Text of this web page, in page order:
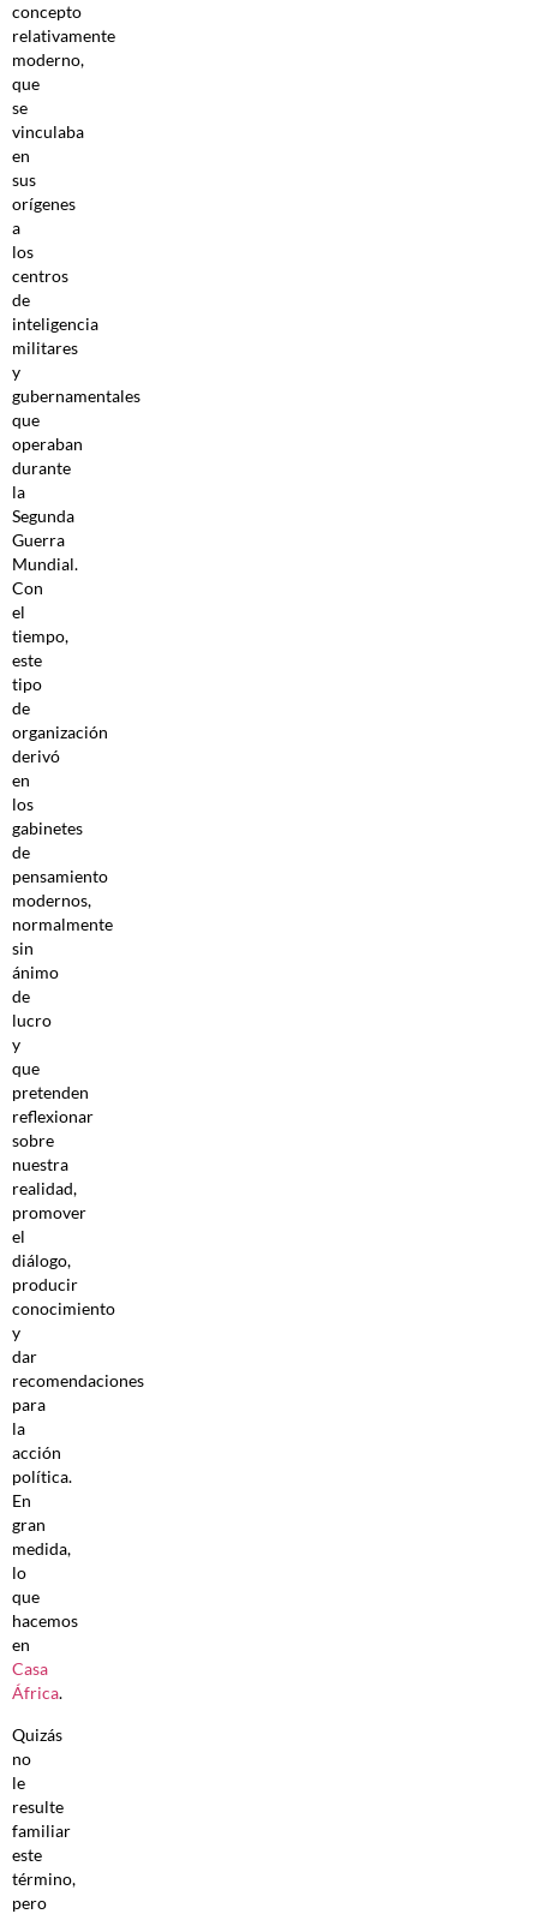
concepto
relativamente
moderno,
que
se
vinculaba
en
sus
orígenes
a
los
centros
de
inteligencia
militares
y
gubernamentales
que
operaban
durante
la
Segunda
Guerra
Mundial.
Con
el
tiempo,
este
tipo
de
organización
derivó
en
los
gabinetes
de
pensamiento
modernos,
normalmente
sin
ánimo
de
lucro
y
que
pretenden
reflexionar
sobre
nuestra
realidad,
promover
el
diálogo,
producir
conocimiento
y
dar
recomendaciones
para
la
acción
política.
En
gran
medida,
lo
que
hacemos
en
Casa
África.
Quizás
no
le
resulte
familiar
este
término,
pero